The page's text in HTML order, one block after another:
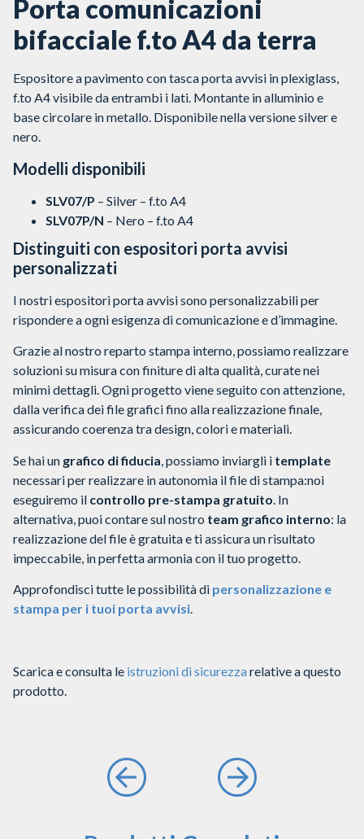
Porta comunicazioni
bifacciale f.to A4 da terra
Espositore a pavimento con tasca porta avvisi in plexiglass,
f.to A4 visibile da entrambi i lati. Montante in alluminio e
base circolare in metallo. Disponibile nella versione silver e
nero.
Modelli disponibili
SLV07/P – Silver – f.to A4
SLV07P/N – Nero – f.to A4
Distinguiti con espositori porta avvisi
personalizzati
I nostri espositori porta avvisi sono personalizzabili per
rispondere a ogni esigenza di comunicazione e d’immagine.
Grazie al nostro reparto stampa interno, possiamo realizzare
soluzioni su misura con finiture di alta qualità, curate nei
minimi dettagli. Ogni progetto viene seguito con attenzione,
dalla verifica dei file grafici fino alla realizzazione finale,
assicurando coerenza tra design, colori e materiali.
Se hai un grafico di fiducia , possiamo inviargli i template
necessari per realizzare in autonomia il file di stampa:noi
eseguiremo il controllo pre-stampa gratuito In
alternativa, puoi contare sul nostro team grafico interno: la
realizzazione del file è gratuita e ti assicura un risultato
impeccabile, in perfetta armonia con il tuo progetto.
Approfondisci tutte le possibilità di personalizzazione e
stampa per i tuoi porta avvisi.
Scarica e consulta le istruzioni di sicurezzarelative a questo
prodotto.